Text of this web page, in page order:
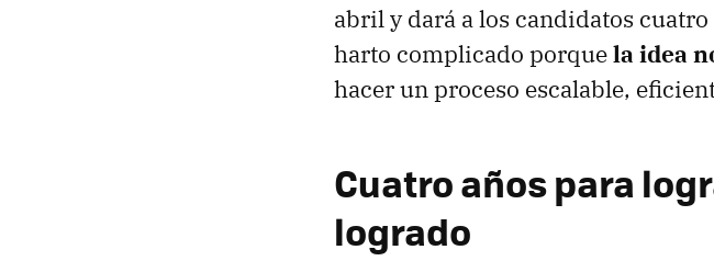
abril y dará a los candidatos
harto complicado porquela idea
hacer un proceso escalable,
Cuatro años para
logrado